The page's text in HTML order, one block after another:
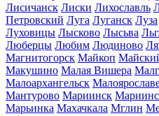
Лисичанск Лиски Лихославль
Петровский Луга Луганск Луза
Луховицы Лысково Лысьва
Люберцы Любим Людиново
Магнитогорск Майкоп
Макушино Малая Вишера
Малоархангельск
Мантурово Мариинск
Марьинка Махачкала Мглин